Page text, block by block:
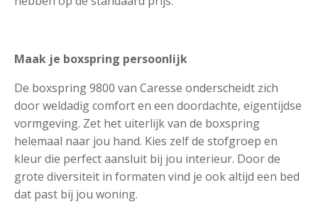
Maak je boxspring persoonlijk
De boxspring 9800 van Caresse onderscheidt zich
door weldadig comfort en een doordachte, eigentijdse
vormgeving. Zet het uiterlijk van de boxspring
helemaal naar jou hand. Kies zelf de stofgroep en
kleur die perfect aansluit bij jou interieur. Door de
grote diversiteit in formaten vind je ook altijd een bed
dat past bij jou woning.